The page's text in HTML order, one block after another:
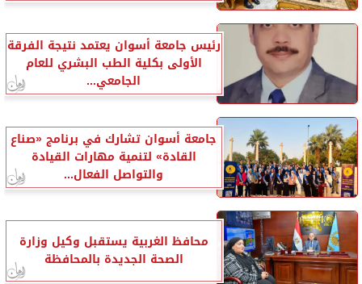
رئيس جامعة أسوان يعتمد نتيجة الفرقة
الأولى بكلية الطب البشري للعام
الجامعي...
جامعة أسوان تشارك في برنامج «صناع
القادة» لتنمية مهارات القيادة
والتواصل الفعال...
محافظ الغربية يستقبل وكيل وزارة
الصحة الجديدة بالمحافظة